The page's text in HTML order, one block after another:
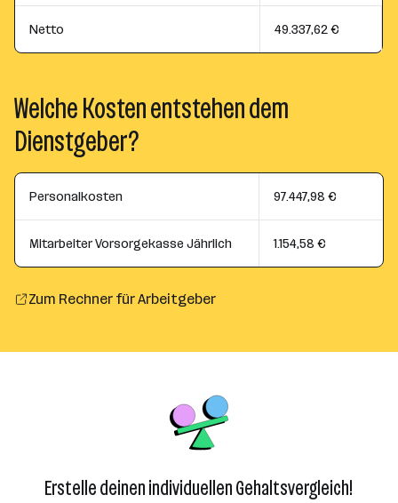
Netto 49.337,62 €
Welche Kosten entstehen dem
Dienstgeber?
Personalkosten 97.447,98 €
Mitarbeiter Vorsorgekasse Jährlich 1.154,58 €
Zum Rechner für Arbeitgeber
Erstelle deinen individuellen Gehaltsvergleich!